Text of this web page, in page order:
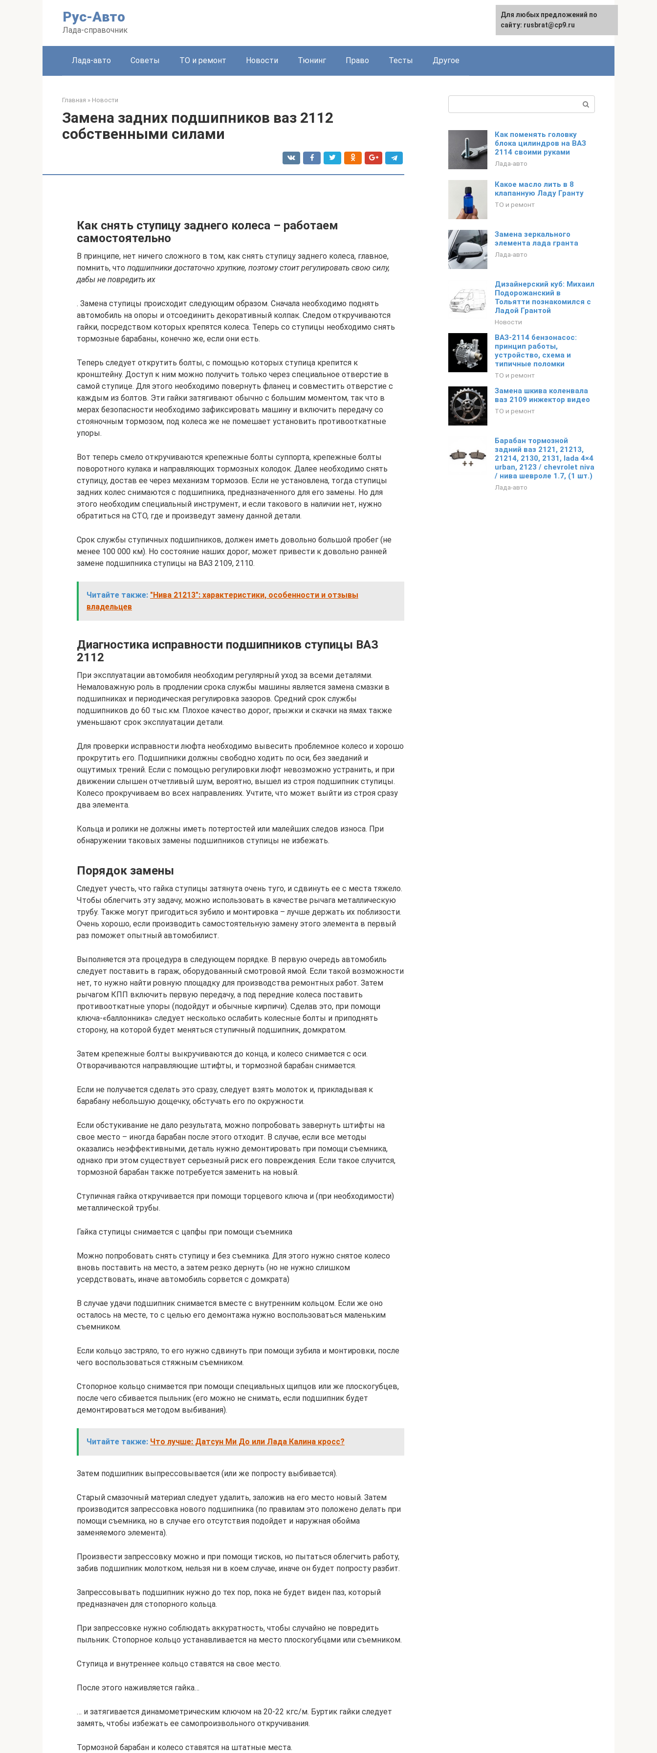
Рус-Авто
Лада-справочник
Лада-авто Советы ТО и ремонт Новости Тюнинг Право Тесты Другое
Главная » Новости
Замена задних подшипников ваз 2112
собственными силами
Как снять ступицу заднего колеса – работаем
самостоятельно
В принципе, нет ничего сложного в том, как снять ступицу заднего колеса, главное,
помнить, что подшипники достаточно хрупкие, поэтому стоит регулировать свою силу,
дабы не повредить их
. Замена ступицы происходит следующим образом. Сначала необходимо поднять
автомобиль на опоры и отсоединить декоративный колпак. Следом откручиваются
гайки, посредством которых крепятся колеса. Теперь со ступицы необходимо снять
тормозные барабаны, конечно же, если они есть.
Теперь следует открутить болты, с помощью которых ступица крепится к
кронштейну. Доступ к ним можно получить только через специальное отверстие в
самой ступице. Для этого необходимо повернуть фланец и совместить отверстие с
каждым из болтов. Эти гайки затягивают обычно с большим моментом, так что в
мерах безопасности необходимо зафиксировать машину и включить передачу со
стояночным тормозом, под колеса же не помешает установить противооткатные
упоры.
Вот теперь смело откручиваются крепежные болты суппорта, крепежные болты
поворотного кулака и направляющих тормозных колодок. Далее необходимо снять
ступицу, достав ее через механизм тормозов. Если не установлена, тогда ступицы
задних колес снимаются с подшипника, предназначенного для его замены. Но для
этого необходим специальный инструмент, и если такового в наличии нет, нужно
обратиться на СТО, где и произведут замену данной детали.
Срок службы ступичных подшипников, должен иметь довольно большой пробег (не
менее 100 000 км). Но состояние наших дорог, может привести к довольно ранней
замене подшипника ступицы на ВАЗ 2109, 2110.
Читайте также: "Нива 21213": характеристики, особенности и отзывы
владельцев
Диагностика исправности подшипников ступицы ВАЗ
2112
При эксплуатации автомобиля необходим регулярный уход за всеми деталями.
Немаловажную роль в продлении срока службы машины является замена смазки в
подшипниках и периодическая регулировка зазоров. Средний срок службы
подшипников до 60 тыс.км. Плохое качество дорог, прыжки и скачки на ямах также
уменьшают срок эксплуатации детали.
Для проверки исправности люфта необходимо вывесить проблемное колесо и хорошо
прокрутить его. Подшипники должны свободно ходить по оси, без заеданий и
ощутимых трений. Если с помощью регулировки люфт невозможно устранить, и при
движении слышен отчетливый шум, вероятно, вышел из строя подшипник ступицы.
Колесо прокручиваем во всех направлениях. Учтите, что может выйти из строя сразу
два элемента.
Кольца и ролики не должны иметь потертостей или малейших следов износа. При
обнаружении таковых замены подшипников ступицы не избежать.
Порядок замены
Следует учесть, что гайка ступицы затянута очень туго, и сдвинуть ее с места тяжело.
Чтобы облегчить эту задачу, можно использовать в качестве рычага металлическую
трубу. Также могут пригодиться зубило и монтировка – лучше держать их поблизости.
Очень хорошо, если производить самостоятельную замену этого элемента в первый
раз поможет опытный автомобилист.
Выполняется эта процедура в следующем порядке. В первую очередь автомобиль
следует поставить в гараж, оборудованный смотровой ямой. Если такой возможности
нет, то нужно найти ровную площадку для производства ремонтных работ. Затем
рычагом КПП включить первую передачу, а под передние колеса поставить
противооткатные упоры (подойдут и обычные кирпичи). Сделав это, при помощи
ключа-«баллонника» следует несколько ослабить колесные болты и приподнять
сторону, на которой будет меняться ступичный подшипник, домкратом.
Затем крепежные болты выкручиваются до конца, и колесо снимается с оси.
Отворачиваются направляющие штифты, и тормозной барабан снимается.
Если не получается сделать это сразу, следует взять молоток и, прикладывая к
барабану небольшую дощечку, обстучать его по окружности.
Если обстукивание не дало результата, можно попробовать завернуть штифты на
свое место – иногда барабан после этого отходит. В случае, если все методы
оказались неэффективными, деталь нужно демонтировать при помощи съемника,
однако при этом существует серьезный риск его повреждения. Если такое случится,
тормозной барабан также потребуется заменить на новый.
Ступичная гайка откручивается при помощи торцевого ключа и (при необходимости)
металлической трубы.
Гайка ступицы снимается с цапфы при помощи съемника
Можно попробовать снять ступицу и без съемника. Для этого нужно снятое колесо
вновь поставить на место, а затем резко дернуть (но не нужно слишком
усердствовать, иначе автомобиль сорвется с домкрата)
В случае удачи подшипник снимается вместе с внутренним кольцом. Если же оно
осталось на месте, то с целью его демонтажа нужно воспользоваться маленьким
съемником.
Если кольцо застряло, то его нужно сдвинуть при помощи зубила и монтировки, после
чего воспользоваться стяжным съемником.
Стопорное кольцо снимается при помощи специальных щипцов или же плоскогубцев,
после чего сбивается пыльник (его можно не снимать, если подшипник будет
демонтироваться методом выбивания).
Читайте также: Что лучше: Датсун Ми До или Лада Калина кросс?
Затем подшипник выпрессовывается (или же попросту выбивается).
Старый смазочный материал следует удалить, заложив на его место новый. Затем
производится запрессовка нового подшипника (по правилам это положено делать при
помощи съемника, но в случае его отсутствия подойдет и наружная обойма
заменяемого элемента).
Произвести запрессовку можно и при помощи тисков, но пытаться облегчить работу,
забив подшипник молотком, нельзя ни в коем случае, иначе он будет попросту разбит.
Запрессовывать подшипник нужно до тех пор, пока не будет виден паз, который
предназначен для стопорного кольца.
При запрессовке нужно соблюдать аккуратность, чтобы случайно не повредить
пыльник. Стопорное кольцо устанавливается на место плоскогубцами или съемником.
Ступица и внутреннее кольцо ставятся на свое место.
После этого наживляется гайка…
… и затягивается динамометрическим ключом на 20-22 кгс/м. Буртик гайки следует
замять, чтобы избежать ее самопроизвольного откручивания.
Тормозной барабан и колесо ставятся на штатные места.
Как поменять головку
блока цилиндров на ВАЗ
2114 своими руками
Лада-авто
Какое масло лить в 8
клапанную Ладу Гранту
ТО и ремонт
Замена зеркального
элемента лада гранта
Лада-авто
Дизайнерский куб: Михаил
Подорожанский в
Тольятти познакомился с
Ладой Грантой
Новости
ВАЗ-2114 бензонасос:
принцип работы,
устройство, схема и
типичные поломки
ТО и ремонт
Замена шкива коленвала
ваз 2109 инжектор видео
ТО и ремонт
Барабан тормозной
задний ваз 2121, 21213,
21214, 2130, 2131, lada 4×4
urban, 2123 / chevrolet niva
/ нива шевроле 1.7, (1 шт.)
Лада-авто
Для любых предложений по
сайту: rusbrat@cp9.ru